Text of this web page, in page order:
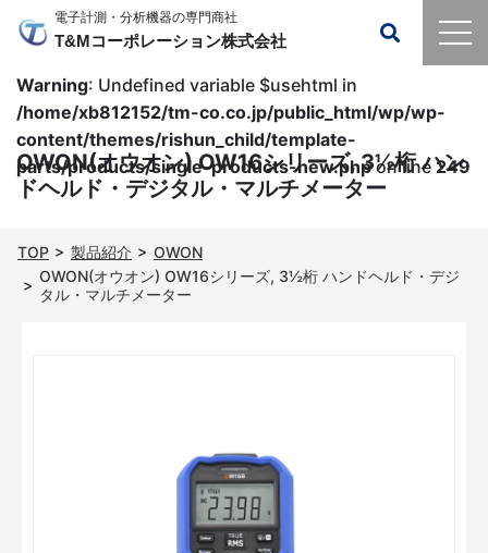
電子計測・分析機器の専門商社
T&Mコーポレーション株式会社
OWON
Warning: Undefined variable $usehtml in
/home/xb812152/tm-co.co.jp/public_html/wp/wp-
content/themes/rishun_child/template-
parts/products/single-products-new.phpon line 249
OWON(オウオン) OW16シリーズ, 3½桁 ハン
ドヘルド・デジタル・マルチメーター
TOP 製品紹介
OWON
OWON(オウオン) OW16シリーズ, 3½桁 ハンドヘルド・デジ
タル・マルチメーター